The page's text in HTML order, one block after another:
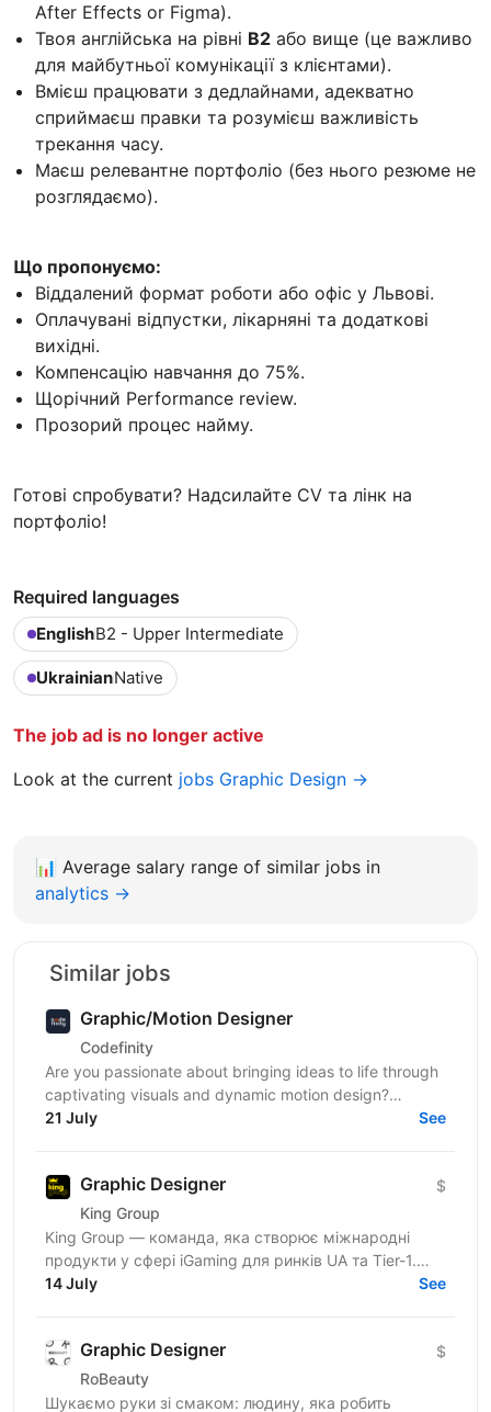
After Effects or Figma).
Твоя англійська на рівні B2 або вище (це важливо
для майбутньої комунікації з клієнтами).
Вмієш працювати з дедлайнами, адекватно
сприймаєш правки та розумієш важливість
трекання часу.
Маєш релевантне портфоліо (без нього резюме не
розглядаємо).
Що пропонуємо:
Віддалений формат роботи або офіс у Львові.
Оплачувані відпустки, лікарняні та додаткові
вихідні.
Компенсацію навчання до 75%.
Щорічний Performance review.
Прозорий процес найму.
Готові спробувати? Надсилайте CV та лінк на
портфоліо!
Required languages
EnglishB2 - Upper Intermediate
UkrainianNative
The job ad is no longer active
Look at the current jobs Graphic Design →
📊 Average salary range of similar jobs in
analytics →
Similar jobs
Graphic/Motion Designer
Codefinity
Are you passionate about bringing ideas to life through
captivating visuals and dynamic motion design?
Codefinity, a leading online learning platform, is...
21 July See
Graphic Designer
King Group
$
King Group — команда, яка створює міжнародні
продукти у сфері iGaming для ринків UA та Tier-1.
Нашими продуктами щодня користуються мільйони
14 July See
Graphic Designer
RoBeauty
$
Шукаємо руки зі смаком: людину, яка робить